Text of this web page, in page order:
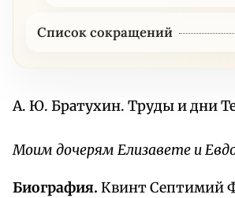
Список сокращений
А. Ю. Братухин. Труды и дни
Моим дочерям Елизавете и
Биография. Квинт Септимий